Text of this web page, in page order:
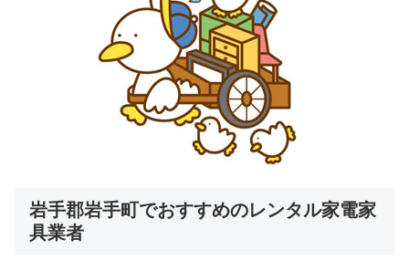
岩手郡岩手町でおすすめのレンタル家電家
具業者